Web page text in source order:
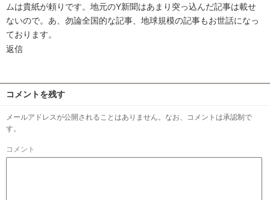
ムは貴紙が頼りです。地元のY新聞はあまり突っ込んだ記事は載せ
ないので。あ、勿論全国的な記事、地球規模の記事もお世話になっ
ております。
返信
コメントを残す
メールアドレスが公開されることはありません。なお、コメントは承認制で
す。
コメント